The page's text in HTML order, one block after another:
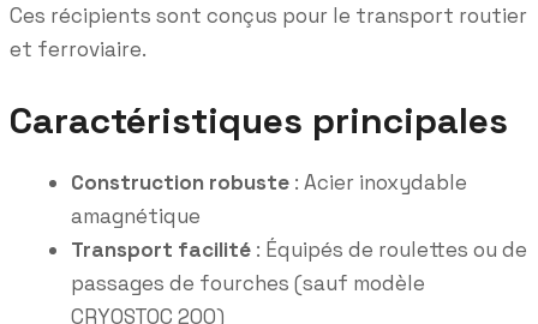
Ces récipients sont conçus pour le transport routier
et ferroviaire.
Caractéristiques principales
Construction robuste : Acier inoxydable
amagnétique
Transport facilité : Équipés de roulettes ou de
passages de fourches (sauf modèle
CRYOSTOC 200)